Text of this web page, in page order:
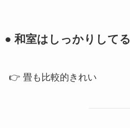
● 和室はしっかりしてる
👉 畳も比較的きれい